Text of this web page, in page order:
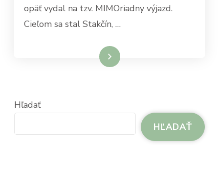
opäť vydal na tzv. MIMOriadny výjazd.
Cieľom sa stal Stakčín, …
Čítať viac
Hľadať
HĽADAŤ